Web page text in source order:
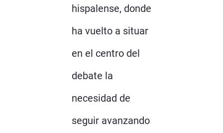
hispalense, donde
ha vuelto a situar
en el centro del
debate la
necesidad de
seguir avanzando